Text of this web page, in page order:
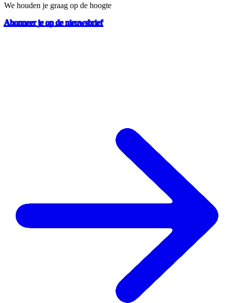
We houden je graag op de hoogte
Abonneer je op de nieuwsbrief